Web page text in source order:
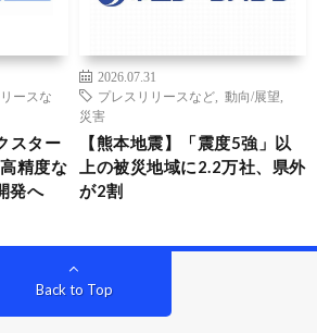
ースな
スター
精度な
発へ
2026.07.31
プレスリリースなど
動向/展望
災害
【熊本地震】「震度5強」以
上の被災地域に2.2万社、県外
が2割
Back to Top